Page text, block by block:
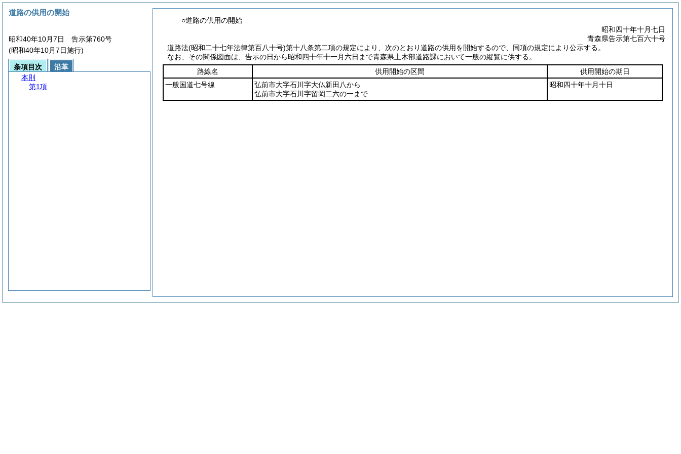
○道路の供用の開始
昭和四十年十月七日
青森県告示第七百六十号
道路法(昭和二十七年法律第百八十号)第十八条第二項の規定により、次のとおり道路の供用を開始するので、同項の規定により公示する。
なお、その関係図面は、告示の日から昭和四十年十一月六日まで青森県土木部道路課において一般の縦覧に供する。
路線名
供用開始の区間
供用開始の期日
一般国道七号線
弘前市大字石川字大仏新田八から
弘前市大字石川字留岡二六の一まで
昭和四十年十月十日
道路の供用の開始
昭和40年10月7日 告示第760号
(昭和40年10月7日施行)
条項目次
沿革
本則
第1項